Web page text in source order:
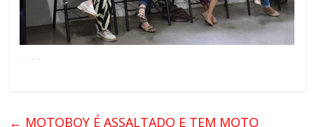
← MOTOBOY É ASSALTADO E TEM MOTO